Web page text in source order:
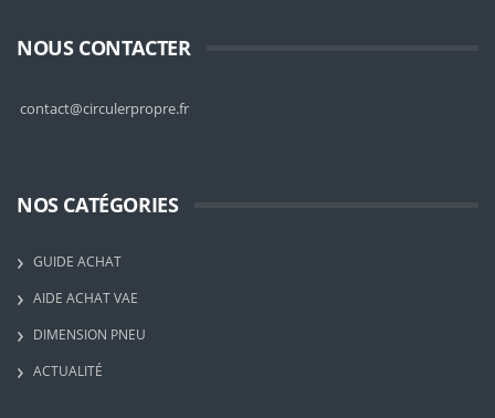
NOUS CONTACTER
contact@circulerpropre.fr
NOS CATÉGORIES
GUIDE ACHAT
AIDE ACHAT VAE
DIMENSION PNEU
ACTUALITÉ